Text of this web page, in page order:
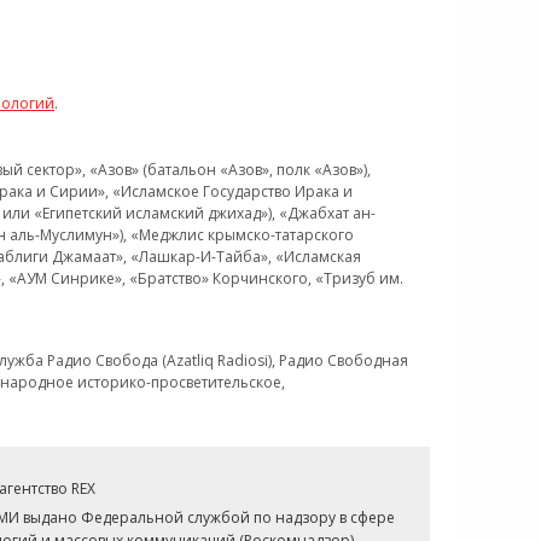
.
«Азов» (батальон «Азов», полк «Азов»),
и Сирии», «Исламское Государство Ирака и
«Египетский исламский джихад»), «Джабхат ан-
Муслимун»), «Меджлис крымско-татарского
Джамаат», «Лашкар-И-Тайба», «Исламская
Синрике», «Братство» Корчинского, «Тризуб им.
Радио Свобода (Azatliq Radiosi), Радио Свободная
историко-просветительское,
REX
выдано Федеральной службой по надзору в сфере